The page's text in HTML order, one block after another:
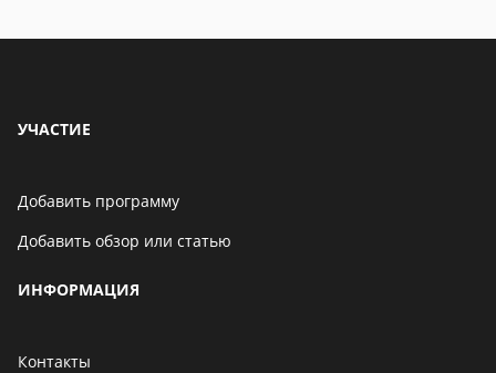
УЧАСТИЕ
Добавить программу
Добавить обзор или статью
ИНФОРМАЦИЯ
Контакты